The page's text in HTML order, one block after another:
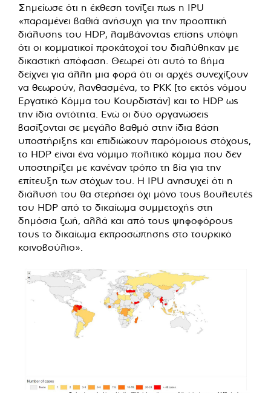
Σημείωσε ότι η έκθεση τονίζει πως η IPU
«παραμένει βαθιά ανήσυχη για την προοπτική
διάλυσης του HDP, λαμβάνοντας επίσης υπόψη
ότι οι κομματικοί προκάτοχοί του διαλύθηκαν με
δικαστική απόφαση. Θεωρεί ότι αυτό το βήμα
δείχνει για άλλη μια φορά ότι οι αρχές συνεχίζουν
να θεωρούν, λανθασμένα, το PKK [το εκτός νόμου
Εργατικό Κόμμα του Κουρδιστάν] και το HDP ως
την ίδια οντότητα. Ενώ οι δύο οργανώσεις
βασίζονται σε μεγάλο βαθμό στην ίδια βάση
υποστήριξης και επιδιώκουν παρόμοιους στόχους,
το HDP είναι ένα νόμιμο πολιτικό κόμμα που δεν
υποστηρίζει με κανέναν τρόπο τη βία για την
επίτευξη των στόχων του. Η IPU ανησυχεί ότι η
διάλυσή του θα στερήσει όχι μόνο τους βουλευτές
του HDP από το δικαίωμα συμμετοχής στη
δημόσια ζωή, αλλά και από τους ψηφοφόρους
τους το δικαίωμα εκπροσώπησης στο τουρκικό
κοινοβούλιο».